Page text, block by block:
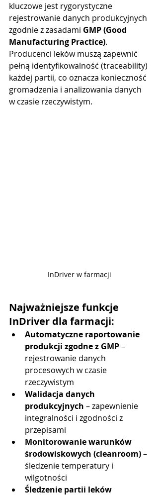
kluczowe jest rygorystyczne
rejestrowanie danych produkcyjnych
zgodnie z zasadami GMP (Good
Manufacturing Practice).
Producenci leków muszą zapewnić
pełną identyfikowalność (traceability)
każdej partii, co oznacza konieczność
gromadzenia i analizowania danych
w czasie rzeczywistym.
InDriver w farmacji
Najważniejsze funkcje
InDriver dla farmacji:
Automatyczne raportowanie
produkcji zgodne z GMP –
rejestrowanie danych
procesowych w czasie
rzeczywistym
Walidacja danych
produkcyjnych – zapewnienie
integralności i zgodności z
przepisami
Monitorowanie warunków
środowiskowych (cleanroom) –
śledzenie temperatury i
wilgotności
Śledzenie partii leków